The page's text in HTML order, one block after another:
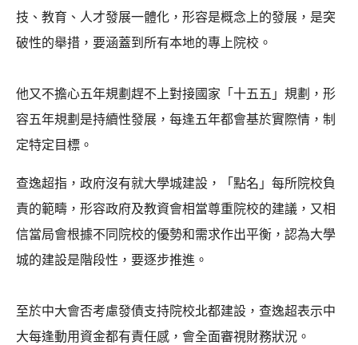
技、教育、人才發展一體化，形容是概念上的發展，是突
破性的舉措，要涵蓋到所有本地的專上院校。
他又不擔心五年規劃趕不上對接國家「十五五」規劃，形
容五年規劃是持續性發展，每逢五年都會基於實際情，制
定特定目標。
查逸超指，政府沒有就大學城建設，「點名」每所院校負
責的範疇，形容政府及教資會相當尊重院校的建議，又相
信當局會根據不同院校的優勢和需求作出平衡，認為大學
城的建設是階段性，要逐步推進。
至於中大會否考慮發債支持院校北都建設，查逸超表示中
大每逢動用資金都有責任感，會全面審視財務狀況。